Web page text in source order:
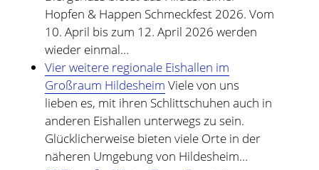
Hopfen & Happen Schmeckfest 2026. Vom
10. April bis zum 12. April 2026 werden
wieder einmal…
Vier weitere regionale Eishallen im
Großraum Hildesheim Viele von uns
lieben es, mit ihren Schlittschuhen auch in
anderen Eishallen unterwegs zu sein.
Glücklicherweise bieten viele Orte in der
näheren Umgebung von Hildesheim…